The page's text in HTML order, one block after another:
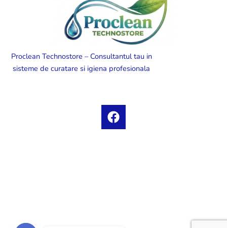
Proclean Technostore – Consultantul tau in
sisteme de curatare si igiena profesionala
F
a
c